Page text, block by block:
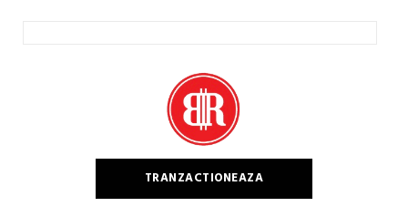
TRANZACTIONEAZA